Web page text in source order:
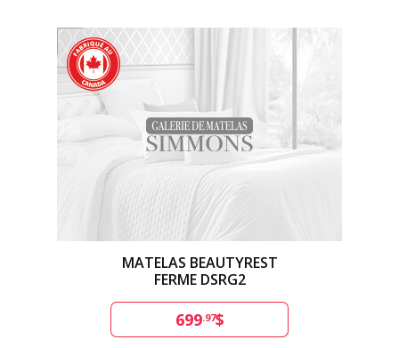
MATELAS BEAUTYREST
FERME DSRG2
699.97$